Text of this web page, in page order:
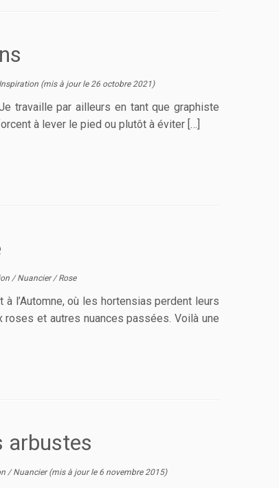
Inspiration (mis à jour le 26 octobre 2021)
travaille par ailleurs en tant que graphiste
à lever le pied ou plutôt à éviter […]
/Nuancier/Rose
l’Automne, où les hortensias perdent leurs
et autres nuances passées. Voilà une
arbustes
/Nuancier(mis à jour le 6 novembre 2015)